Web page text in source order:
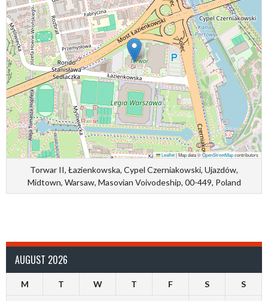
Leaflet|Map data ©OpenStreetMapcontributors
Torwar II, Łazienkowska, Cypel Czerniakowski, Ujazdów,
Midtown, Warsaw, Masovian Voivodeship, 00-449, Poland
AUGUST 2026
M T W T F S S